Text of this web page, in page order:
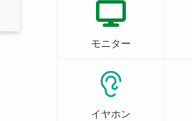
モニター
イヤホン